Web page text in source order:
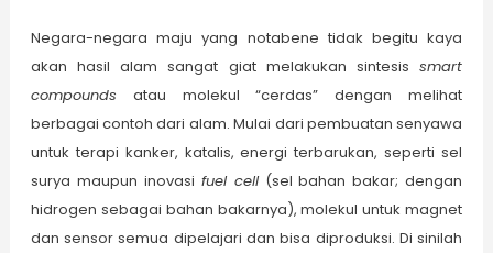
Negara-negara maju yang notabene tidak begitu kaya
akan hasil alam sangat giat melakukan sintesissmart
compounds atau molekul “cerdas” dengan melihat
berbagai contoh dari alam. Mulai dari pembuatan senyawa
untuk terapi kanker, katalis, energi terbarukan, seperti sel
surya maupun inovasi fuel cell(sel bahan bakar; dengan
hidrogen sebagai bahan bakarnya), molekul untuk magnet
dan sensor semua dipelajari dan bisa diproduksi. Di sinilah